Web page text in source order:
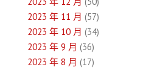
2023 年 11 月 (57)
2023 年 10 月 (34)
2023 年 9 月 (36)
2023 年 8 月 (17)